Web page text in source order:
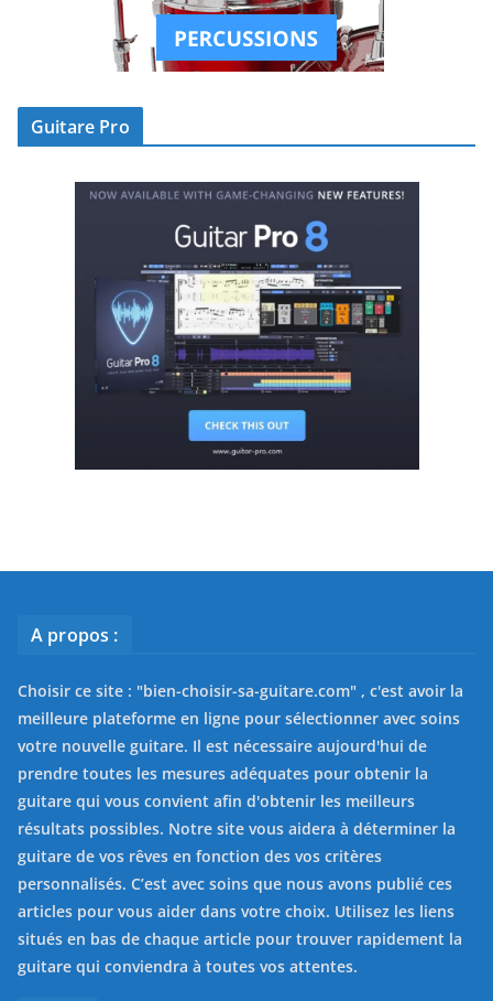
Guitare Pro
A propos :
Choisir ce site : "bien-choisir-sa-guitare.com" , c'est avoir la
meilleure plateforme en ligne pour sélectionner avec soins
votre nouvelle guitare. Il est nécessaire aujourd'hui de
prendre toutes les mesures adéquates pour obtenir la
guitare qui vous convient afin d'obtenir les meilleurs
résultats possibles. Notre site vous aidera à déterminer la
guitare de vos rêves en fonction des vos critères
personnalisés. C’est avec soins que nous avons publié ces
articles pour vous aider dans votre choix. Utilisez les liens
situés en bas de chaque article pour trouver rapidement la
guitare qui conviendra à toutes vos attentes.